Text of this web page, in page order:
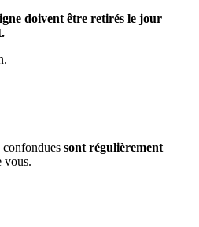
doivent être retirés le jour
confondues sont régulièrement
vous.